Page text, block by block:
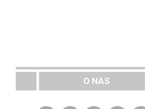
O NAS